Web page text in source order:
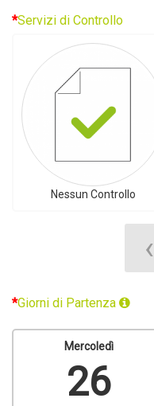
Servizi di Controllo
Nessun Controllo
‹
Giorni di Partenza
Mercoledì
26